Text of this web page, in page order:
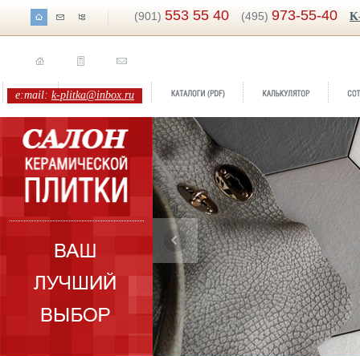
(901) 553 55 40 (495) 973-55-40
e:mail: k-plitka@inbox.ru
Hopi